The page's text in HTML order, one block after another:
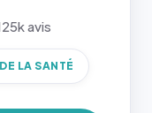
avis
LA SANTÉ